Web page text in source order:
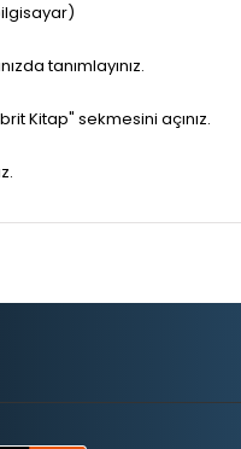
tanımlayınız.
Kitap" sekmesini açınız.